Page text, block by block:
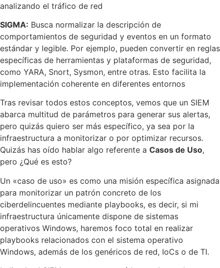
analizando el tráfico de red
SIGMA: Busca normalizar la descripción de
comportamientos de seguridad y eventos en un formato
estándar y legible. Por ejemplo, pueden convertir en reglas
específicas de herramientas y plataformas de seguridad,
como YARA, Snort, Sysmon, entre otras. Esto facilita la
implementación coherente en diferentes entornos
Tras revisar todos estos conceptos, vemos que un SIEM
abarca multitud de parámetros para generar sus alertas,
pero quizás quiero ser más específico, ya sea por la
infraestructura a monitorizar o por optimizar recursos.
Quizás has oído hablar algo referente a Casos de Uso,
pero ¿Qué es esto?
Un «caso de uso» es como una misión específica asignada
para monitorizar un patrón concreto de los
ciberdelincuentes mediante playbooks, es decir, si mi
infraestructura únicamente dispone de sistemas
operativos Windows, haremos foco total en realizar
playbooks relacionados con el sistema operativo
Windows, además de los genéricos de red, IoCs o de TI.